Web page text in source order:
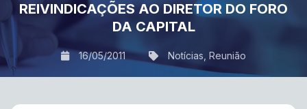
REIVINDICAÇÕES AO DIRETOR DO FORO
DA CAPITAL
16/05/2011 Notícias Reunião